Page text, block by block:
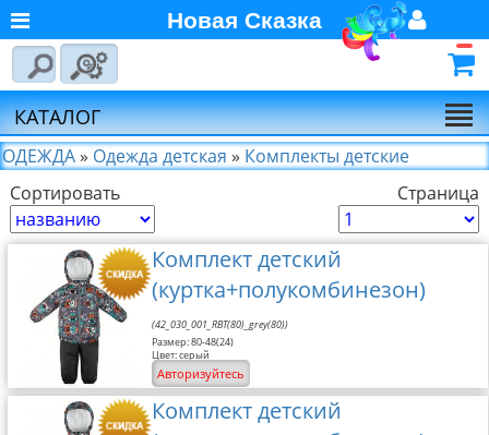
Главная
О компании
Новости
Выбор по брендам
Партнёрам
Калькулятора доставки
Байкал-Сервис
Калькулятора доставки
Первая
Экспедиционная
Компания
Новая Сказка
Регистрация
Авторизуйтесь
КАТАЛОГ
ОДЕЖДА» Одежда детская » Комплекты детские
Сортировать
Страница
Комплект детский
(куртка+полукомбинезон)
(42_030_001_RBT(80)_grey(80))
Размер: 80-48(24)
Цвет: серый
Авторизуйтесь
Комплект детский